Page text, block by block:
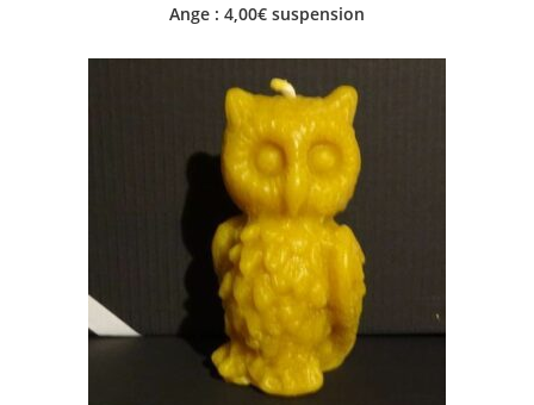
Ange : 4,00€ suspension